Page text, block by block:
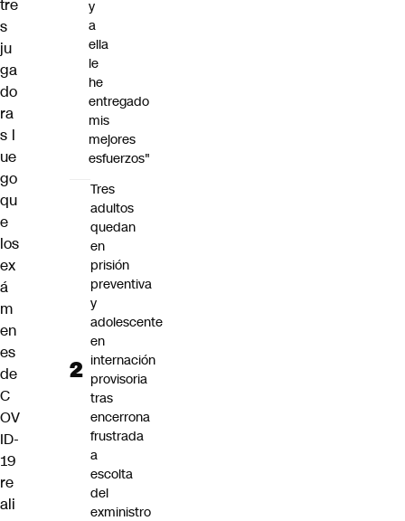
tre
s
ju
ga
do
ra
s l
ue
go
qu
e
los
ex
á
m
en
es
de
C
OV
ID-
19
re
ali
y
a
ella
le
he
entregado
mis
mejores
esfuerzos"
Tres
adultos
quedan
en
prisión
preventiva
y
adolescente
en
internación
provisoria
tras
encerrona
frustrada
a
escolta
del
exministro